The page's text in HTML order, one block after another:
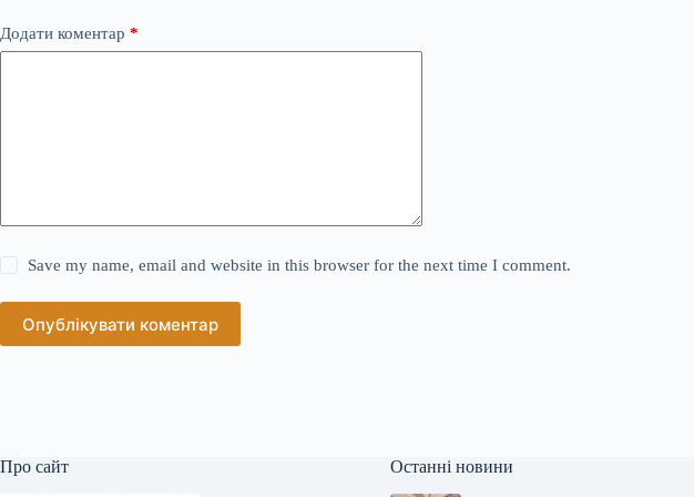
Додати коментар *
Save my name, email and website in this browser for the next time I comment.
Опублікувати коментар
Про сайт Останні новини